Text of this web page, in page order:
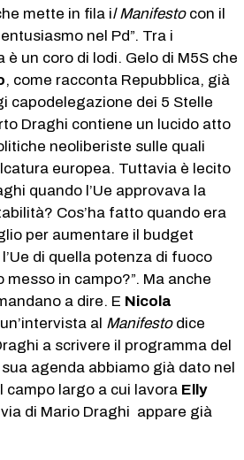
mette in fila il Manifestocon il
nel Pd”. Tra i
un coro di lodi. Gelo di M5S che
, come racconta Repubblica, già
capodelegazione dei 5 Stelle
Draghi contiene un lucido atto
neoliberiste sulle quali
europea. Tuttavia è lecito
quando l’Ue approvava la
Cos’ha fatto quando era
per aumentare il budget
di quella potenza di fuoco
messo in campo?”. Ma anche
a dire. E Nicola
al Manifestodice
a scrivere il programma del
agenda abbiamo già dato nel
campo largo a cui lavora Elly
di Mario Draghi appare già